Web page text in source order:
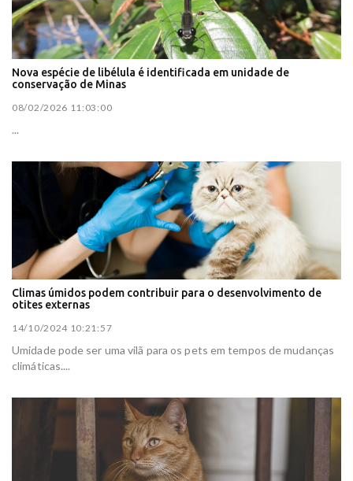
Nova espécie de libélula é identificada em unidade de
conservação de Minas
08/02/2026 11:03:00
...
Climas úmidos podem contribuir para o desenvolvimento de
otites externas
14/10/2024 10:21:57
Umidade pode ser uma vilã para os pets em tempos de mudanças
climáticas....